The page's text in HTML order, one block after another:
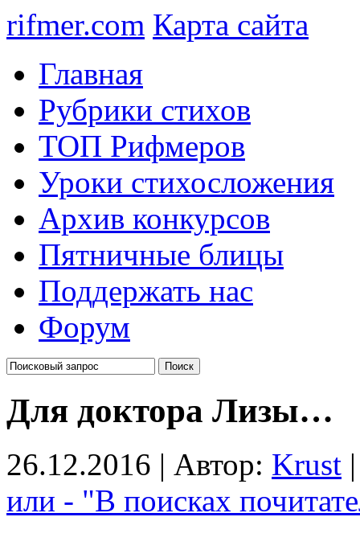
rifmer.com Карта сайта
Главная
Рубрики стихов
ТОП Рифмеров
Уроки стихосложения
Архив конкурсов
Пятничные блицы
Поддержать нас
Форум
Для доктора Лизы…
26.12.2016 | Автор: Krust
или - "В поисках